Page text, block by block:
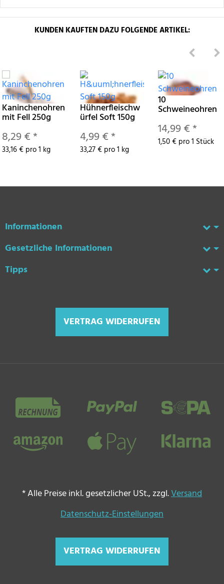
KUNDEN KAUFTEN DAZU FOLGENDE ARTIKEL:
Kaninchenohren
mit Fell 250g
8,29 € *
33,16 € pro 1 kg
Hühnerfleischw
ürfel Soft 150g
4,99 € *
33,27 € pro 1 kg
10
Schweineohren
14,99 € *
1,50 € pro 1 Stück
Informationen
Gesetzliche Informationen
Tipps
VERTRAG WIDERRUFEN
Zahlungsmethoden
*Alle Preise inkl. gesetzlicher USt., zzgl.Versand
Datenschutz-Einstellungen
VERTRAG WIDERRUFEN